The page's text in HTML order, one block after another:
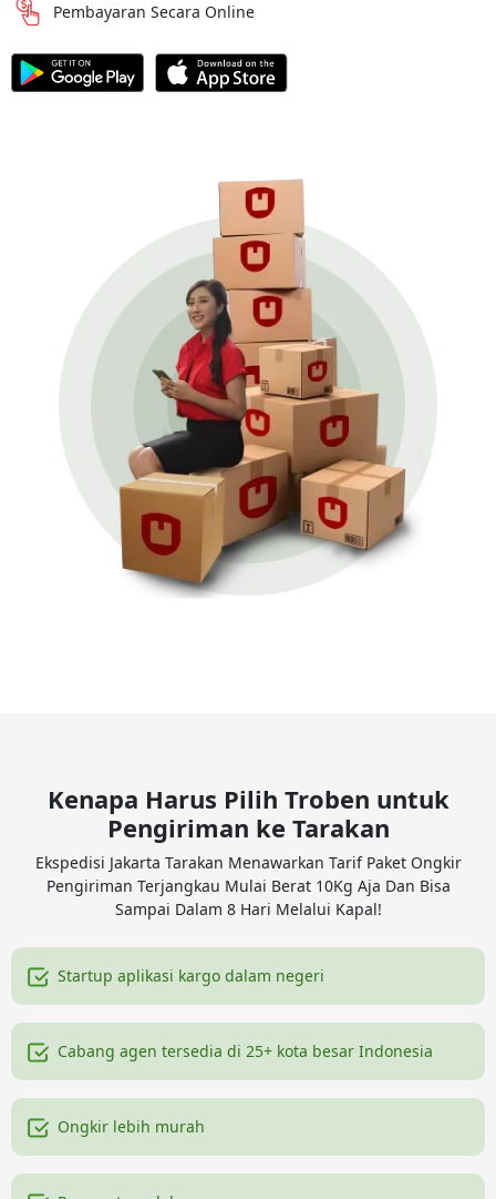
Pembayaran Secara Online
Kenapa Harus Pilih Troben untuk
Pengiriman ke Tarakan
Ekspedisi Jakarta Tarakan Menawarkan Tarif Paket Ongkir
Pengiriman Terjangkau Mulai Berat 10Kg Aja Dan Bisa
Sampai Dalam 8 Hari Melalui Kapal!
Startup aplikasi kargo dalam negeri
Cabang agen tersedia di 25+ kota besar Indonesia
Ongkir lebih murah